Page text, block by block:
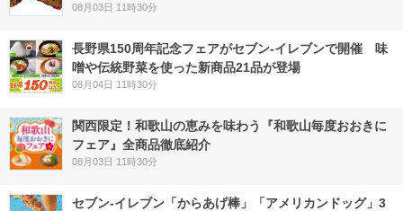
08月03日 11時30分
長野県150周年記念フェアがセブン-イレブンで開催 味
噌や伝統野菜を使った新商品21品が登場
08月04日 11時30分
関西限定！和歌山の恵みを味わう『和歌山毎度おおきに
フェア』全商品徹底紹介
08月03日 11時30分
セブン‐イレブン「からあげ棒」「アメリカンドッグ」3